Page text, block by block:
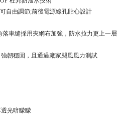
由調節;前後電源線孔貼心設計
縫採用夾網布加強，防水拉力更上一層
穩固，且通過廠家颶風風力測試
光暗矇矇